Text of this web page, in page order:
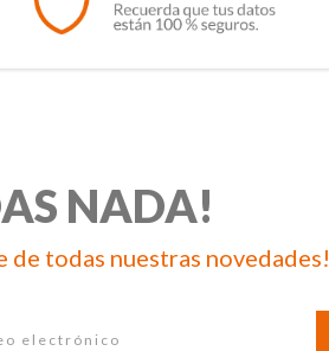
NADA!
de todas nuestras novedades!